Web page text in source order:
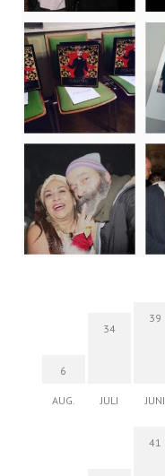
6
AUG.
34
JULI
39
JUNI
41